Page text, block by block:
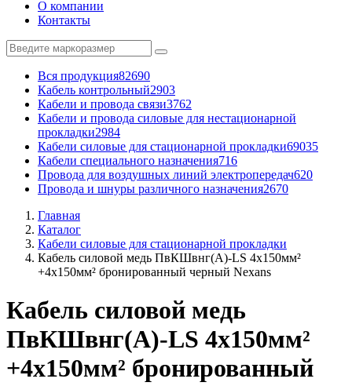
О компании
Контакты
Вся продукция82690
Кабель контрольный2903
Кабели и провода связи3762
Кабели и провода силовые для нестационарной
прокладки2984
Кабели силовые для стационарной прокладки69035
Кабели специального назначения716
Провода для воздушных линий электропередач620
Провода и шнуры различного назначения2670
Главная
Каталог
Кабели силовые для стационарной прокладки
Кабель силовой медь ПвКШвнг(A)-LS 4x150мм²
+4x150мм² бронированный черный Nexans
Кабель силовой медь
ПвКШвнг(A)-LS 4x150мм²
+4x150мм² бронированный